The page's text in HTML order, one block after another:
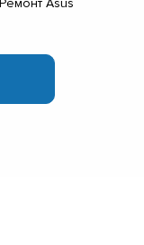
Ремонт Asus